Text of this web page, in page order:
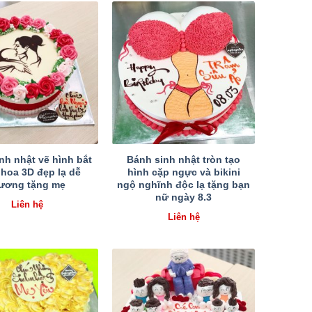
nhật vẽ hình bắt
3D đẹp lạ dễ
tặng mẹ
Liên hệ
Bánh sinh nhật tròn tạo
hình cặp ngực và bikini
ngộ nghĩnh độc lạ tặng bạn
nữ ngày 8.3
Liên hệ